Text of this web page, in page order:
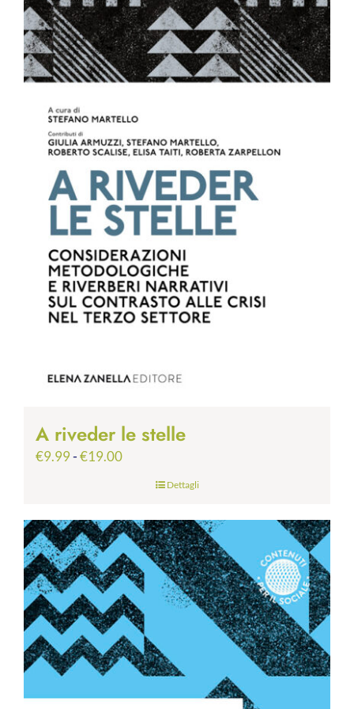
A riveder le stelle
€9.99-€19.00Fascia
€9.99
a
€19.00
Dettagli